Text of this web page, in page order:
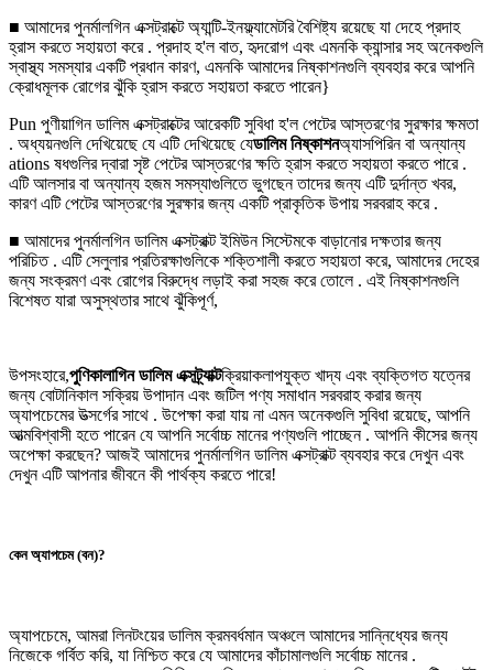
■ আমাদের পুনর্মালগিন এক্সট্রাক্টে অ্যান্টি-ইনফ্ল্যামেটরি বৈশিষ্ট্য রয়েছে যা দেহে প্রদাহ
হ্রাস করতে সহায়তা করে . প্রদাহ হ'ল বাত, হৃদরোগ এবং এমনকি ক্যান্সার সহ অনেকগুলি
স্বাস্থ্য সমস্যার একটি প্রধান কারণ, এমনকি আমাদের নিষ্কাশনগুলি ব্যবহার করে আপনি
ক্রোধমূলক রোগের ঝুঁকি হ্রাস করতে সহায়তা করতে পারেন}
Pun পুণীয়াগিন ডালিম এক্সট্রাক্টের আরেকটি সুবিধা হ'ল পেটের আস্তরণের সুরক্ষার ক্ষমতা
. অধ্যয়নগুলি দেখিয়েছে যে এটি দেখিয়েছে যেডালিম নিষ্কাশনঅ্যাসপিরিন বা অন্যান্য
ations ষধগুলির দ্বারা সৃষ্ট পেটের আস্তরণের ক্ষতি হ্রাস করতে সহায়তা করতে পারে .
এটি আলসার বা অন্যান্য হজম সমস্যাগুলিতে ভুগছেন তাদের জন্য এটি দুর্দান্ত খবর,
কারণ এটি পেটের আস্তরণের সুরক্ষার জন্য একটি প্রাকৃতিক উপায় সরবরাহ করে .
■ আমাদের পুনর্মালগিন ডালিম এক্সট্রাক্ট ইমিউন সিস্টেমকে বাড়ানোর দক্ষতার জন্য
পরিচিত . এটি সেলুলার প্রতিরক্ষাগুলিকে শক্তিশালী করতে সহায়তা করে, আমাদের দেহের
জন্য সংক্রমণ এবং রোগের বিরুদ্ধে লড়াই করা সহজ করে তোলে . এই নিষ্কাশনগুলি
বিশেষত যারা অসুস্থতার সাথে ঝুঁকিপূর্ণ,
উপসংহারে,পুণিকালাগিন ডালিম এক্সট্র্যাক্টক্রিয়াকলাপযুক্ত খাদ্য এবং ব্যক্তিগত যত্নের
জন্য বোটানিকাল সক্রিয় উপাদান এবং জটিল পণ্য সমাধান সরবরাহ করার জন্য
অ্যাপচেমের উত্সর্গের সাথে . উপেক্ষা করা যায় না এমন অনেকগুলি সুবিধা রয়েছে, আপনি
আত্মবিশ্বাসী হতে পারেন যে আপনি সর্বোচ্চ মানের পণ্যগুলি পাচ্ছেন . আপনি কীসের জন্য
অপেক্ষা করছেন? আজই আমাদের পুনর্মালগিন ডালিম এক্সট্রাক্ট ব্যবহার করে দেখুন এবং
দেখুন এটি আপনার জীবনে কী পার্থক্য করতে পারে!
কেন অ্যাপচেম (বন)?
অ্যাপচেমে, আমরা লিনটংয়ের ডালিম ক্রমবর্ধমান অঞ্চলে আমাদের সান্নিধ্যের জন্য
নিজেকে গর্বিত করি, যা নিশ্চিত করে যে আমাদের কাঁচামালগুলি সর্বোচ্চ মানের .